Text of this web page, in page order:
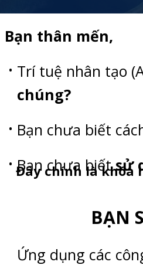
Bạn thân mến,
Trí tuệ nhân tạo
chúng?
Bạn chưa biết
Bạn chưa biếtsử
Đây chính là khóa
BẠN
Ứng dụng các